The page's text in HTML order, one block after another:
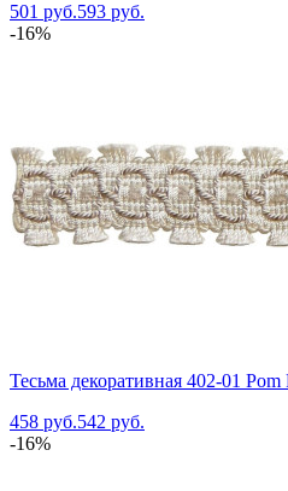
501 руб.593 руб.
-16%
Тесьма декоративная 402-01
458 руб.542 руб.
-16%